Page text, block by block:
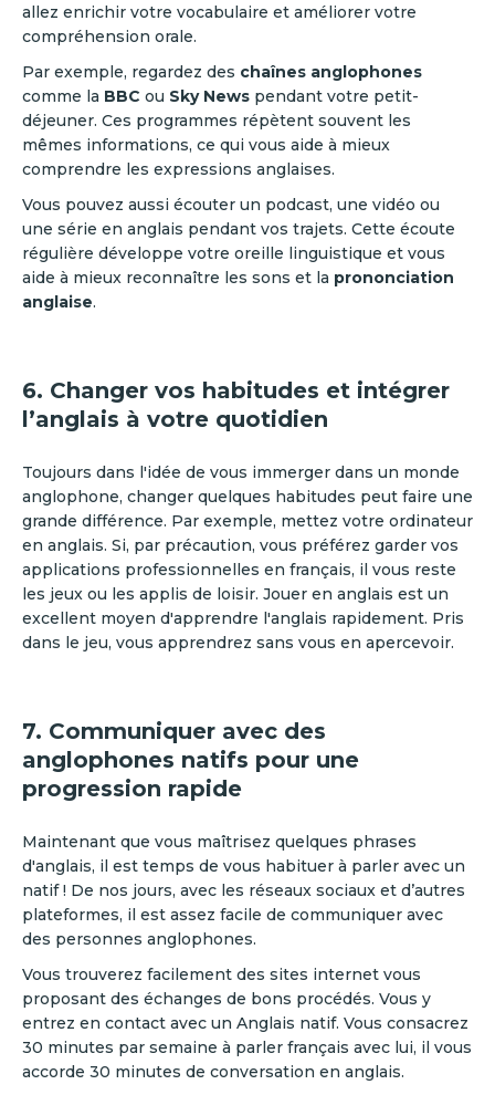
allez enrichir votre vocabulaire et améliorer votre
compréhension orale.
Par exemple, regardez des chaînes anglophones
comme la BBC ou Sky News pendant votre petit-
déjeuner. Ces programmes répètent souvent les
mêmes informations, ce qui vous aide à mieux
comprendre les expressions anglaises.
Vous pouvez aussi écouter un podcast, une vidéo ou
une série en anglais pendant vos trajets. Cette écoute
régulière développe votre oreille linguistique et vous
aide à mieux reconnaître les sons et la prononciation
anglaise.
6. Changer vos habitudes et intégrer
l’anglais à votre quotidien
Toujours dans l'idée de vous immerger dans un monde
anglophone, changer quelques habitudes peut faire une
grande différence. Par exemple, mettez votre ordinateur
en anglais. Si, par précaution, vous préférez garder vos
applications professionnelles en français, il vous reste
les jeux ou les applis de loisir. Jouer en anglais est un
excellent moyen d'apprendre l'anglais rapidement. Pris
dans le jeu, vous apprendrez sans vous en apercevoir.
7. Communiquer avec des
anglophones natifs pour une
progression rapide
Maintenant que vous maîtrisez quelques phrases
d'anglais, il est temps de vous habituer à parler avec un
natif ! De nos jours, avec les réseaux sociaux et d’autres
plateformes, il est assez facile de communiquer avec
des personnes anglophones.
‍Vous trouverez facilement des sites internet vous
proposant des échanges de bons procédés. Vous y
entrez en contact avec un Anglais natif. Vous consacrez
30 minutes par semaine à parler français avec lui, il vous
accorde 30 minutes de conversation en anglais.